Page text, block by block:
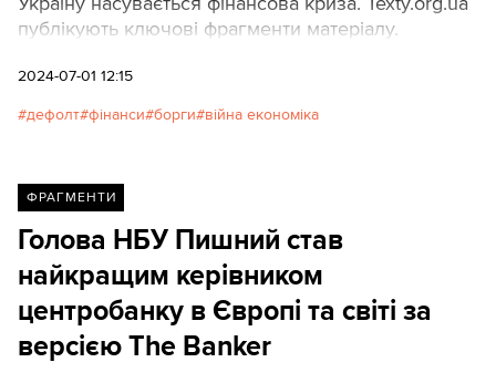
публікують ключові фрагменти матеріалу.
2024-07-01 12:15
дефолт фінанси борги війна економіка
ФРАГМЕНТИ
Голова НБУ Пишний став
найкращим керівником
центробанку в Європі та світі за
версією The Banker